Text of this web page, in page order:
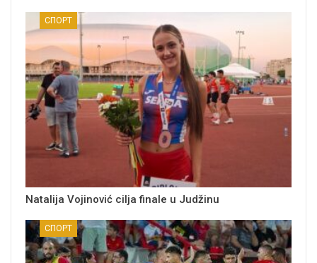
СПОРТ
Natalija Vojinović cilja finale u Judžinu
СПОРТ